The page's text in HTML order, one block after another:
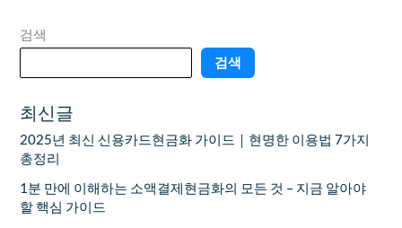
검색
검색
최신글
2025년 최신 신용카드현금화 가이드｜현명한 이용법 7가지
총정리
1분 만에 이해하는 소액결제현금화의 모든 것 – 지금 알아야
할 핵심 가이드